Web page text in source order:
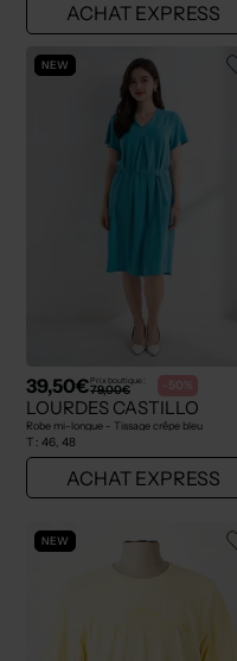
ACHAT EXPRESS
NEW
39,50€Prix boutique :
79,00€ -50%
LOURDES CASTILLO
Robe mi-longue - Tissage crêpe bleu
T : 46, 48
ACHAT EXPRESS
NEW